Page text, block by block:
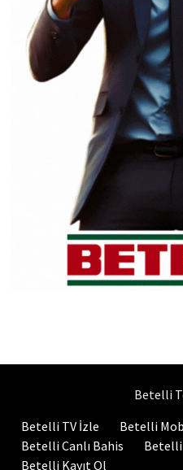
Betelli
Betelli TV İzle
Betelli
Betelli Canlı Bahis
Betelli
Betelli Kayıt Ol